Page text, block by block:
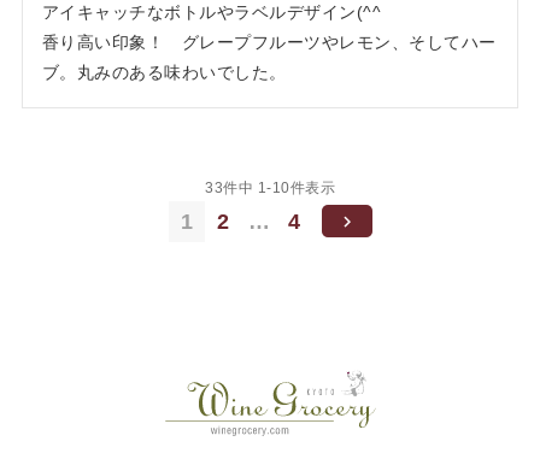
アイキャッチなボトルやラベルデザイン(^^
香り高い印象！　グレープフルーツやレモン、そしてハー
ブ。丸みのある味わいでした。
33件中 1 -10件表示
1 2 … 4